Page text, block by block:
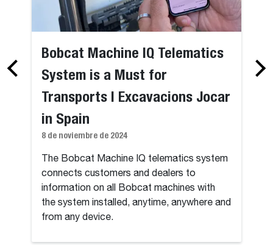
Bobcat Machine IQ Telematics
System is a Must for
Transports I Excavacions Jocar
in Spain
8 de noviembre de 2024
The Bobcat Machine IQ telematics system
connects customers and dealers to
information on all Bobcat machines with
the system installed, anytime, anywhere and
from any device.